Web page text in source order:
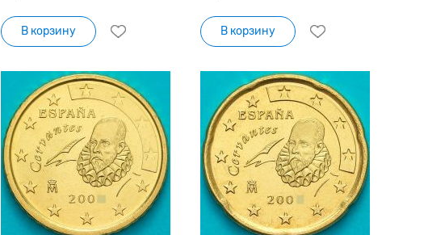
В корзину В корзину